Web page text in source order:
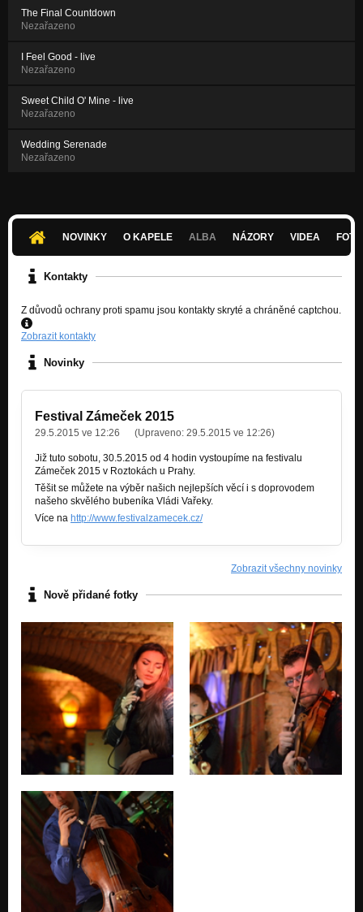
The Final Countdown
Nezařazeno
I Feel Good - live
Nezařazeno
Sweet Child O' Mine - live
Nezařazeno
Wedding Serenade
Nezařazeno
NOVINKY O KAPELE ALBA NÁZORY VIDEA
Kontakty
Z důvodů ochrany proti spamu jsou kontakty skryté a chráněné captchou.
Zobrazit kontakty
Novinky
Festival Zámeček 2015
29.5.2015 ve 12:26 (Upraveno: 29.5.2015 ve 12:26)
Již tuto sobotu, 30.5.2015 od 4 hodin vystoupíme na festivalu
Zámeček 2015 v Roztokách u Prahy.
Těšit se můžete na výběr našich nejlepších věcí i s doprovodem
našeho skvělého bubeníka Vládi Vařeky.
Více na http://www.festivalzamecek.cz/
Zobrazit všechny novinky
Nově přidané fotky